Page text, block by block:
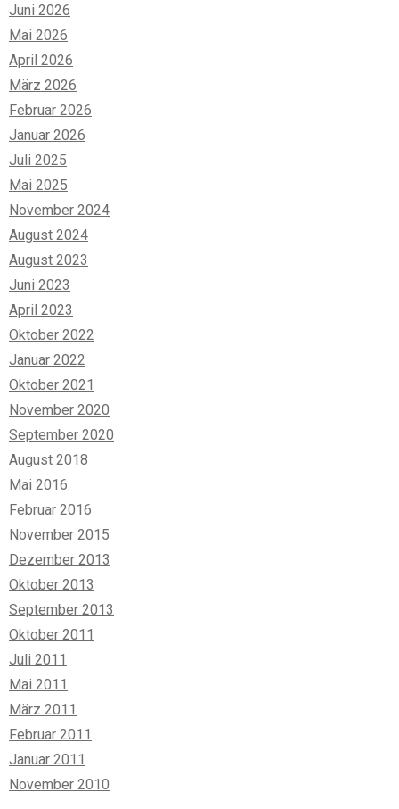
Juni 2026
Mai 2026
April 2026
März 2026
Februar 2026
Januar 2026
Juli 2025
Mai 2025
November 2024
August 2024
August 2023
Juni 2023
April 2023
Oktober 2022
Januar 2022
Oktober 2021
November 2020
September 2020
August 2018
Mai 2016
Februar 2016
November 2015
Dezember 2013
Oktober 2013
September 2013
Oktober 2011
Juli 2011
Mai 2011
März 2011
Februar 2011
Januar 2011
November 2010